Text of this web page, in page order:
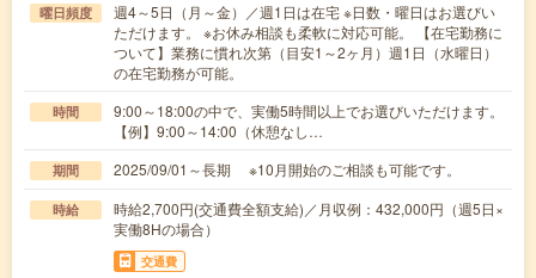
曜日頻度
週4～5日（月～金）／週1日は在宅 ※日数・曜日はお選びい
ただけます。 ※お休み相談も柔軟に対応可能。 【在宅勤務に
ついて】業務に慣れ次第（目安1～2ヶ月）週1日（水曜日）
の在宅勤務が可能。
時間
9:00～18:00の中で、実働5時間以上でお選びいただけます。
【例】9:00～14:00（休憩なし…
期間 2025/09/01～長期 ※10月開始のご相談も可能です。
時給
時給2,700円(交通費全額支給)／月収例：432,000円（週5日×
実働8Hの場合）
交通費